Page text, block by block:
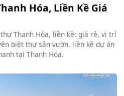
Hóa, Liền Kề Giá
Thanh Hóa, liền kề: giá rẻ, vị trí
biệt thự sân vườn, liền kề dự án
tại Thanh Hóa.